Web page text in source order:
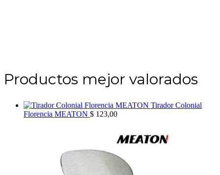
Productos mejor valorados
Tirador Colonial
Florencia MEATON $ 123,00